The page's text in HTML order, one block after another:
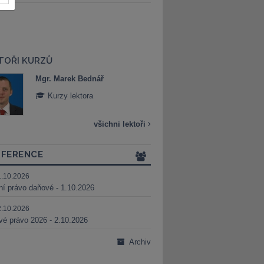
KURZŮ
Mgr. Marek Bednář
Kurzy lektora
všichni lektoři
právo daňové - 1.10.2026
právo 2026 - 2.10.2026
Archiv